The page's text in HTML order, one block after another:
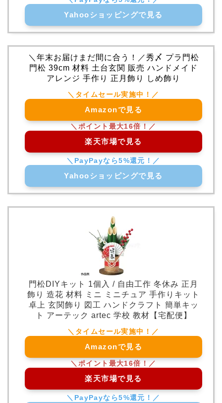
Yahooショッピングで見る
＼年末お届けまだ間に合う！／秀〆 プラ門松
門松 39cm 材料 土台玄関 販売 ハンドメイド
アレンジ 手作り 正月飾り しめ飾り
Amazonで見る
楽天市場で見る
Yahooショッピングで見る
門松DIYキット 1個入 / 自由工作 冬休み 正月
飾り 造花 材料 ミニ ミニチュア 手作りキット
卓上 玄関飾り 図工 ハンドクラフト 簡単キッ
ト アーテック artec 学校 教材【宅配便】
Amazonで見る
楽天市場で見る